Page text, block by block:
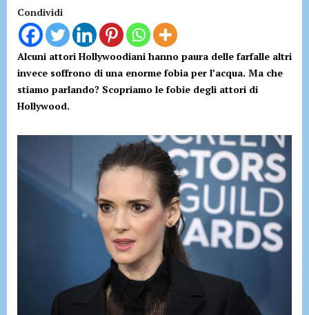
Condividi
Alcuni attori Hollywoodiani hanno paura delle farfalle altri
invece soffrono di una enorme fobia per l’acqua. Ma che
stiamo parlando? Scopriamo le fobie degli attori di
Hollywood.